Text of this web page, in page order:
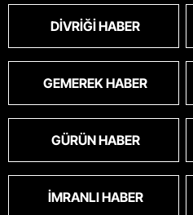
DIVRIĞI HABER
GEMEREK HABER
GÜRÜN HABER
İMRANLI HABER